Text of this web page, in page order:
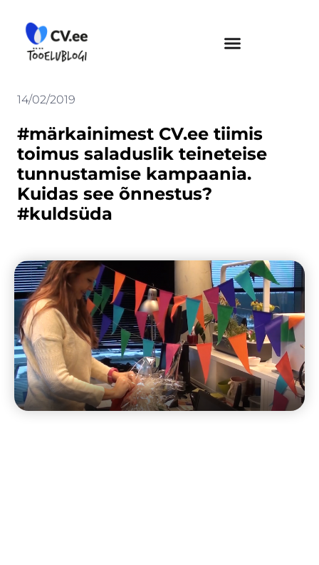
content
14/02/2019
#märkainimest CV.ee tiimis
toimus saladuslik teineteise
tunnustamise kampaania.
Kuidas see õnnestus?
#kuldsüda